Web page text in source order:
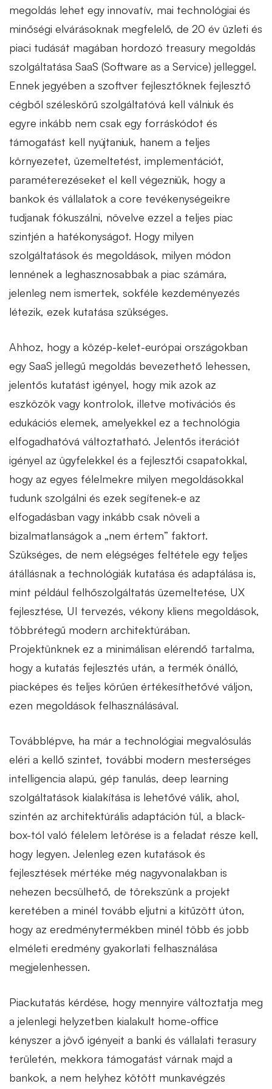
megoldás lehet egy innovatív, mai technológiai és
minőségi elvárásoknak megfelelő, de 20 év üzleti és
piaci tudását magában hordozó treasury megoldás
szolgáltatása SaaS (Software as a Service) jelleggel.
Ennek jegyében a szoftver fejlesztőknek fejlesztő
cégből széleskörű szolgáltatóvá kell válniuk és
egyre inkább nem csak egy forráskódot és
támogatást kell nyújtaniuk, hanem a teljes
környezetet, üzemeltetést, implementációt,
paraméterezéseket el kell végezniük, hogy a
bankok és vállalatok a core tevékenységeikre
tudjanak fókuszálni, növelve ezzel a teljes piac
szintjén a hatékonyságot. Hogy milyen
szolgáltatások és megoldások, milyen módon
lennének a leghasznosabbak a piac számára,
jelenleg nem ismertek, sokféle kezdeményezés
létezik, ezek kutatása szükséges.
Ahhoz, hogy a közép-kelet-európai országokban
egy SaaS jellegű megoldás bevezethető lehessen,
jelentős kutatást igényel, hogy mik azok az
eszközök vagy kontrolok, illetve motivációs és
edukációs elemek, amelyekkel ez a technológia
elfogadhatóvá változtatható. Jelentős iterációt
igényel az ügyfelekkel és a fejlesztői csapatokkal,
hogy az egyes félelmekre milyen megoldásokkal
tudunk szolgálni és ezek segítenek-e az
elfogadásban vagy inkább csak növeli a
bizalmatlanságok a „nem értem” faktort.
Szükséges, de nem elégséges feltétele egy teljes
átállásnak a technológiák kutatása és adaptálása is,
mint például felhőszolgáltatás üzemeltetése, UX
fejlesztése, UI tervezés, vékony kliens megoldások,
többrétegű modern architektúrában.
Projektünknek ez a minimálisan elérendő tartalma,
hogy a kutatás fejlesztés után, a termék önálló,
piacképes és teljes körűen értékesíthetővé váljon,
ezen megoldások felhasználásával.
Továbblépve, ha már a technológiai megvalósulás
eléri a kellő szintet, további modern mesterséges
intelligencia alapú, gép tanulás, deep learning
szolgáltatások kialakítása is lehetővé válik, ahol,
szintén az architektúrális adaptáción túl, a black-
box-tól való félelem letörése is a feladat része kell,
hogy legyen. Jelenleg ezen kutatások és
fejlesztések mértéke még nagyvonalakban is
nehezen becsülhető, de törekszünk a projekt
keretében a minél tovább eljutni a kitűzött úton,
hogy az eredménytermékben minél több és jobb
elméleti eredmény gyakorlati felhasználása
megjelenhessen.
Piackutatás kérdése, hogy mennyire változtatja meg
a jelenlegi helyzetben kialakult home-office
kényszer a jövő igényeit a banki és vállalati terasury
területén, mekkora támogatást várnak majd a
bankok, a nem helyhez kötött munkavégzés